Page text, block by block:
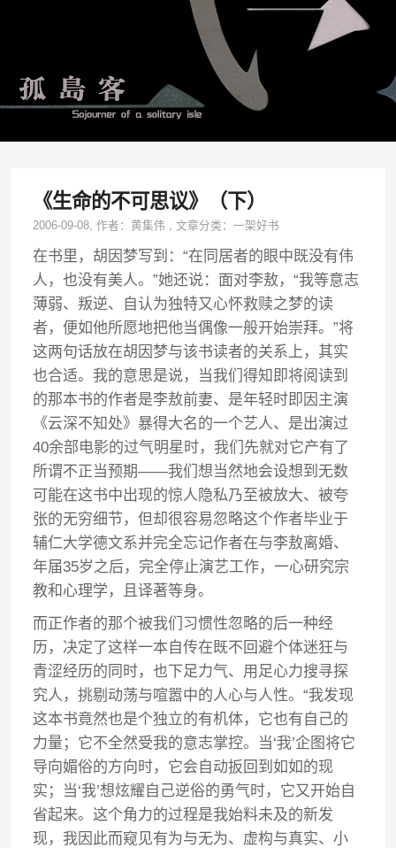
《生命的不可思议》（下）
2006-09-08, 作者：黄集伟 ,文章分类：一架好书
在书里，胡因梦写到：“在同居者的眼中既没有伟
人，也没有美人。”她还说：面对李敖，“我等意志
薄弱、叛逆、自认为独特又心怀救赎之梦的读
者，便如他所愿地把他当偶像一般开始崇拜。”将
这两句话放在胡因梦与该书读者的关系上，其实
也合适。我的意思是说，当我们得知即将阅读到
的那本书的作者是李敖前妻、是年轻时即因主演
《云深不知处》暴得大名的一个艺人、是出演过
40余部电影的过气明星时，我们先就对它产有了
所谓不正当预期——我们想当然地会设想到无数
可能在这书中出现的惊人隐私乃至被放大、被夸
张的无穷细节，但却很容易忽略这个作者毕业于
辅仁大学德文系并完全忘记作者在与李敖离婚、
年届35岁之后，完全停止演艺工作，一心研究宗
教和心理学，且译著等身。
而正作者的那个被我们习惯性忽略的后一种经
历，决定了这样一本自传在既不回避个体迷狂与
青涩经历的同时，也下足力气、用足心力搜寻探
究人，挑剔动荡与喧嚣中的人心与人性。“我发现
这本书竟然也是个独立的有机体，它也有自己的
力量；它不全然受我的意志掌控。当‘我’企图将它
导向媚俗的方向时，它会自动扳回到如如的现
实；当‘我’想炫耀自己逆俗的勇气时，它又开始自
省起来。这个角力的过程是我始料未及的新发
现，我因此而窥见有为与无为、虚构与真实、小